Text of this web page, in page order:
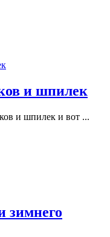
и шпилек
и шпилек и вот ...
зимнего